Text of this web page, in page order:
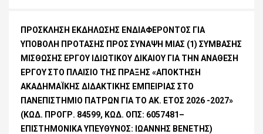
ΠΡΟΣΚΛΗΣΗ ΕΚΔΗΛΩΣΗΣ ΕΝΔΙΑΦΕΡΟΝΤΟΣ ΓΙΑ
ΥΠΟΒΟΛΗ ΠΡΟΤΑΣΗΣ ΠΡΟΣ ΣΥΝΑΨΗ ΜΙΑΣ (1) ΣΥΜΒΑΣΗΣ
ΜΙΣΘΩΣΗΣ ΕΡΓΟΥ ΙΔΙΩΤΙΚΟΥ ΔΙΚΑΙΟΥ ΓΙΑ ΤΗΝ ΑΝΑΘΕΣΗ
ΕΡΓΟΥ ΣΤΟ ΠΛΑΙΣΙΟ ΤΗΣ ΠΡΑΞΗΣ «ΑΠΟΚΤΗΣΗ
ΑΚΑΔΗΜΑΪΚΗΣ ΔΙΔΑΚΤΙΚΗΣ ΕΜΠΕΙΡΙΑΣ ΣΤΟ
ΠΑΝΕΠΙΣΤΗΜΙΟ ΠΑΤΡΩΝ ΓΙΑ ΤΟ ΑΚ. ΕΤΟΣ 2026 -2027»
(ΚΩΔ. ΠΡΟΓΡ. 84599, ΚΩΔ. ΟΠΣ: 6057481–
ΕΠΙΣΤΗΜΟΝΙΚΑ ΥΠΕΥΘΥΝΟΣ: ΙΩΑΝΝΗΣ ΒΕΝΕΤΗΣ)